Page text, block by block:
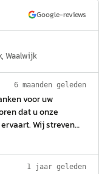
Google-reviews
, Waalwijk
6 maanden geleden
voor uw
dat u onze
Wij streven
mentaliteit te
ons bedrijf enorm.”
1 jaar geleden